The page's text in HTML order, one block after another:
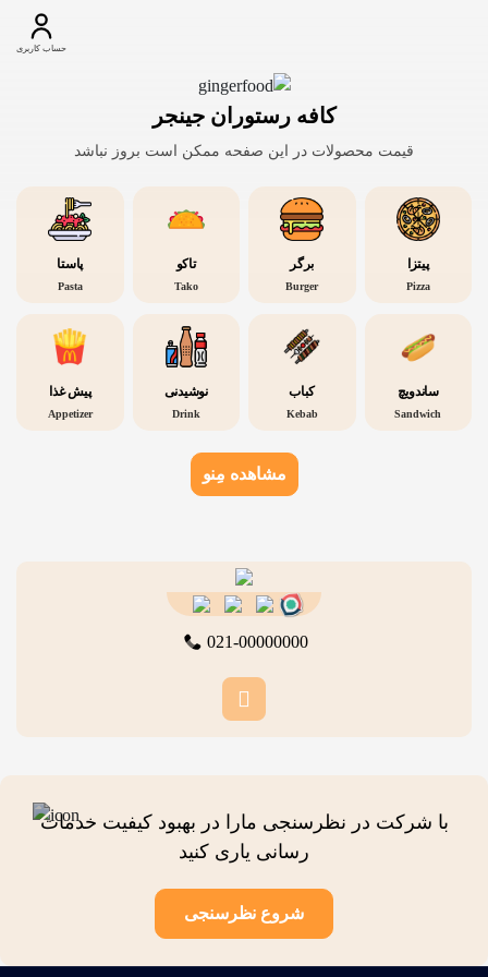
حساب کاربری
کافه رستوران جینجر
قیمت محصولات در این صفحه ممکن است بروز نباشد
پیتزا
Pizza
برگر
Burger
تاکو
Tako
پاستا
Pasta
ساندویچ
Sandwich
کباب
Kebab
نوشیدنی
Drink
پیش غذا
Appetizer
مشاهده مِنو
021-00000000
با شرکت در نظرسنجی مارا در بهبود کیفیت خدمات
رسانی یاری کنید
شروع نظرسنجی